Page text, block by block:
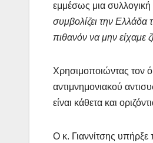
εμμέσως μια συλλογική
συμβολίζει την
πιθανόν να μην είχαμε
Χρησιμοποιώντας τον
αντιμνημονιακού
είναι κάθετα και
Ο κ. Γιαννίτσης υπήρξε